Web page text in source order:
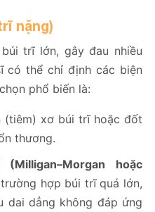
nặng)
trĩ lớn, gây đau nhiều
có thể chỉ định các biện
phổ biến là:
(tiêm) xơ búi trĩ hoặc đốt
thương.
hoặc
hợp búi trĩ quá lớn,
dai dẳng không đáp ứng